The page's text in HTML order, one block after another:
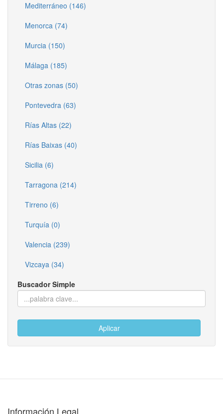
Mediterráneo (146)
Menorca (74)
Murcia (150)
Málaga (185)
Otras zonas (50)
Pontevedra (63)
Rías Altas (22)
Rías Baixas (40)
Sicilia (6)
Tarragona (214)
Tirreno (6)
Turquía (0)
Valencia (239)
Vizcaya (34)
Buscador Simple
Aplicar
Información Legal